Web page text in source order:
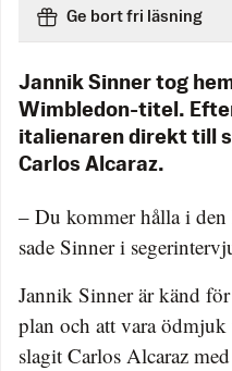
Ge bort fri läsning
Jannik Sinner tog
Wimbledon-titel.
italienaren direkt till
Carlos Alcaraz.
– Du kommer hålla i den
sade Sinner i
Jannik Sinner är känd
plan och att vara
slagit Carlos Alcaraz